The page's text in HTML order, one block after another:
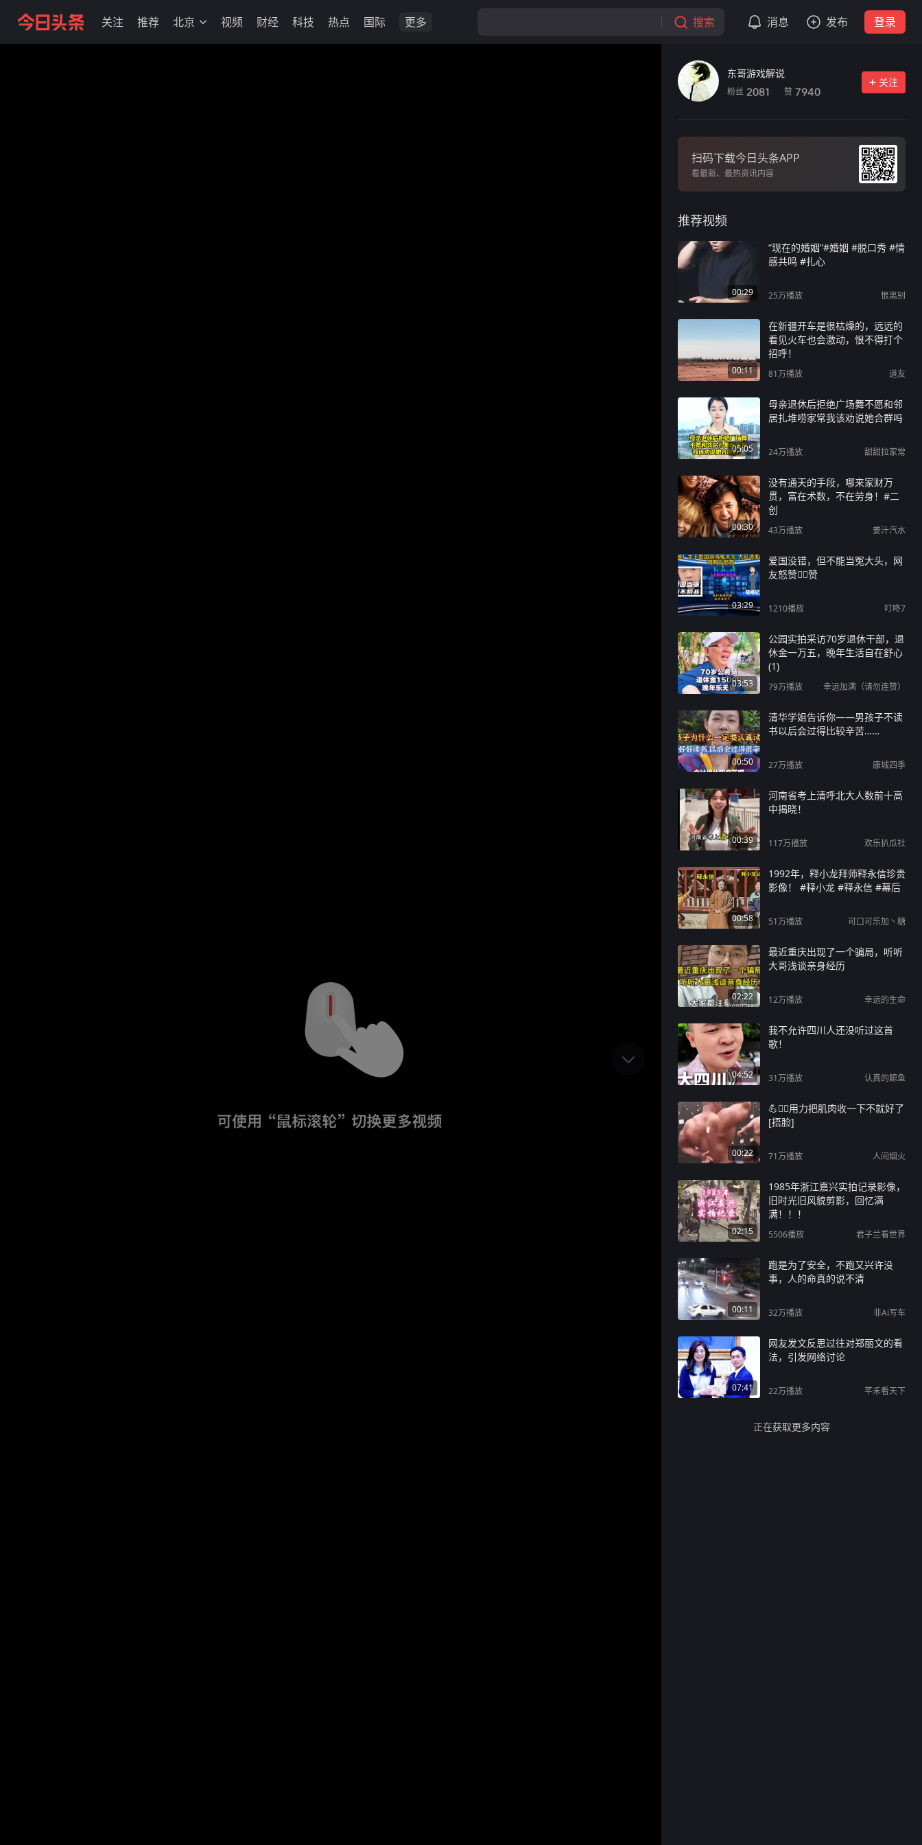
关注 推荐 北京 视频 财经 科技 热点 国际 更多 搜索 消息 发布 登录
东哥游戏解说
粉丝 2081 赞 7940
关注
扫码下载今日头条APP
看最新、最热资讯内容
推荐视频
00:29
“现在的婚姻”#婚姻 #脱口秀 #情
感共鸣 #扎心
25万播放 恨离别
00:11
在新疆开车是很枯燥的，远远的
看见火车也会激动，恨不得打个
招呼！
81万播放 道友
05:05
母亲退休后拒绝广场舞不愿和邻
居扎堆唠家常我该劝说她合群吗
24万播放 甜甜拉家常
00:30
没有通天的手段，哪来家财万
贯，富在术数，不在劳身！#二
创
43万播放 姜汁汽水
03:29
爱国没错，但不能当冤大头，网
友怒赞👍🏻赞
1210播放 叮咚7
03:53
公园实拍采访70岁退休干部，退
休金一万五，晚年生活自在舒心
(1)
79万播放 幸运加满（请勿连赞）
00:50
清华学姐告诉你——男孩子不读
书以后会过得比较辛苦……
27万播放 康城四季
00:39
河南省考上清呼北大人数前十高
中揭晓！
117万播放 欢乐扒瓜社
00:58
1992年，释小龙拜师释永信珍贵
影像！ #释小龙 #释永信 #幕后
51万播放 可口可乐加丶糖
02:22
最近重庆出现了一个骗局，听听
大哥浅谈亲身经历
12万播放 幸运的生命
04:52
我不允许四川人还没听过这首
歌！
31万播放 认真的鲸鱼
00:22
💪🏋️‍♂️用力把肌肉收一下不就好了
[捂脸]
71万播放 人间烟火
02:15
1985年浙江嘉兴实拍记录影像，
旧时光旧风貌剪影，回忆满
满！！！
5506播放 君子兰看世界
00:11
跑是为了安全，不跑又兴许没
事，人的命真的说不清
32万播放 非Ai写车
07:41
网友发文反思过往对郑丽文的看
法，引发网络讨论
22万播放 芊禾看天下
正在获取更多内容